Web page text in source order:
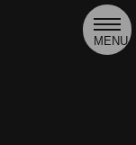
MENU